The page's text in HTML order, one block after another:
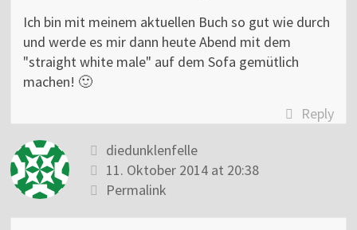
Ich bin mit meinem aktuellen Buch so gut wie durch
und werde es mir dann heute Abend mit dem
"straight white male" auf dem Sofa gemütlich
machen! 🙂
Reply
diedunklenfelle
11. Oktober 2014 at 20:38
Permalink